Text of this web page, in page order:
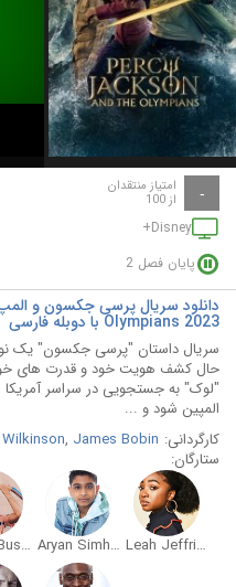
- امتیاز منتقدان
از 100
Disney+
پایان فصل 2
Olympians 2023 با دوبله فارسی
سریال داستان "پرسی جکسون" یک
حال کشف هویت خود و قدرت های
"لوک" به جستجویی در سراسر آمریکا
المپین شود و ...
کارگردانی:
, James Bobin
ستارگان:
Leah Jeffries
Aryan Simhadri
Charlie Bushnell